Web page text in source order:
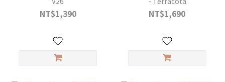
NT$1,390 NT$1,690